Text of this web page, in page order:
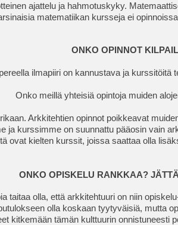
ajattelu ja hahmotuskyky.
matematiikan kursseja ei
ONKO OPINNOT
ilmapiiri on kannustava ja kurssitöitä
Onko meillä yhteisiä opintoja muiden
Arkkitehtien opinnot poikkeavat
ja kurssimme on suunnattu pääosin vain
ovat kielten kurssit, joissa saattaa olla
ONKO OPISKELU RANKKAA?
taitaa olla, että arkkitehtuuri on niin
olla koskaan tyytyväisiä, mutta
kitkemään tämän kulttuurin onnistuneesti